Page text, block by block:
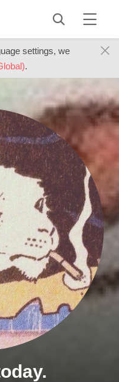
settings, we
.